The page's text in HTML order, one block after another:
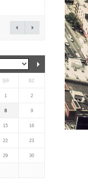
ŞƏ BZ
1 2
8 9
15 16
22 23
29 30